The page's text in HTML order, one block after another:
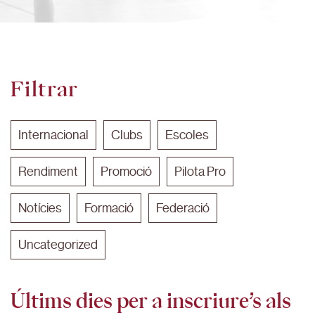
Filtrar
Internacional Clubs Escoles
Rendiment Promoció Pilota Pro
Notícies Formació Federació
Uncategorized
Últims dies per a inscriure’s als